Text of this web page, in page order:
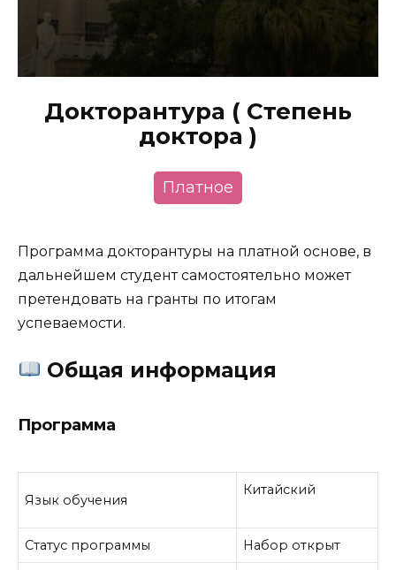
Докторантура ( Степень
доктора )
Платное
Программа докторантуры на платной основе, в
дальнейшем студент самостоятельно может
претендовать на гранты по итогам
успеваемости.
Общая информация
Программа
Язык обучения
Китайский
Статус программы Набор открыт